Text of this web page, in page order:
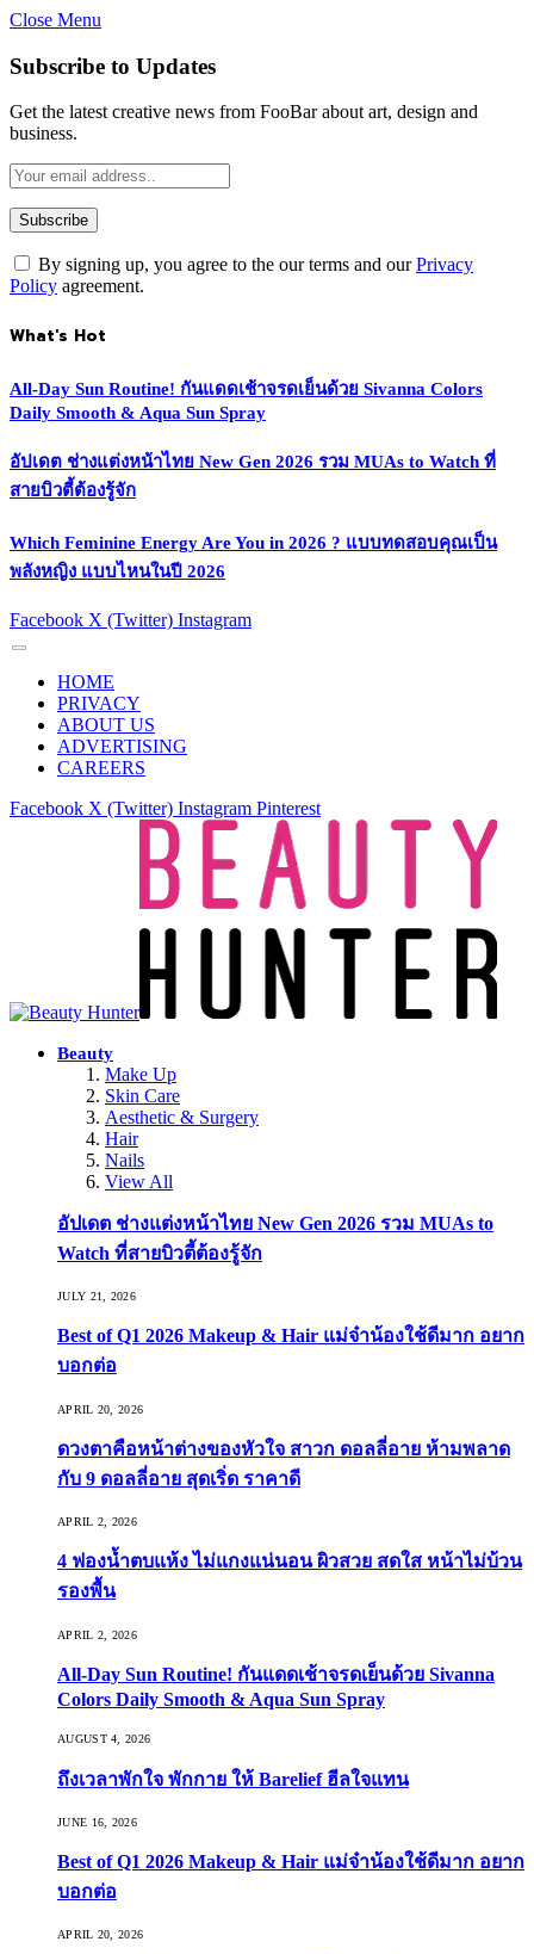
Close Menu
Subscribe to Updates
Get the latest creative news from FooBar about art, design and
business.
By signing up, you agree to the our terms and ourPrivacy
Policy agreement.
What's Hot
All-Day Sun Routine! กันแดดเช้าจรดเย็นด้วย Sivanna Colors
Daily Smooth & Aqua Sun Spray
อัปเดต ช่างแต่งหน้าไทย New Gen 2026 รวม MUAs to Watch ที่
สายบิวตี้ต้องรู้จัก
Which Feminine Energy Are You in 2026 ? แบบทดสอบคุณเป็น
พลังหญิง แบบไหนในปี 2026
Facebook X (Twitter) Instagram
HOME
PRIVACY
ABOUT US
ADVERTISING
CAREERS
Facebook X (Twitter) Instagram Pinterest
Beauty
Make Up
Skin Care
Aesthetic & Surgery
Hair
Nails
View All
อัปเดต ช่างแต่งหน้าไทย New Gen 2026 รวม MUAs to
Watch ที่สายบิวตี้ต้องรู้จัก
JULY 21, 2026
Best of Q1 2026 Makeup & Hair แม่จ๋าน้องใช้ดีมาก อยาก
บอกต่อ
APRIL 20, 2026
ดวงตาคือหน้าต่างของหัวใจ สาวก ดอลลี่อาย ห้ามพลาด
กับ 9 ดอลลี่อาย สุดเริ่ด ราคาดี
APRIL 2, 2026
4 ฟองน้ำตบแห้ง ไม่แกงแน่นอน ผิวสวย สดใส หน้าไม่บ้วน
รองพื้น
APRIL 2, 2026
All-Day Sun Routine! กันแดดเช้าจรดเย็นด้วย Sivanna
Colors Daily Smooth & Aqua Sun Spray
AUGUST 4, 2026
ถึงเวลาพักใจ พักกาย ให้ Barelief ฮีลใจแทน
JUNE 16, 2026
Best of Q1 2026 Makeup & Hair แม่จ๋าน้องใช้ดีมาก อยาก
บอกต่อ
APRIL 20, 2026